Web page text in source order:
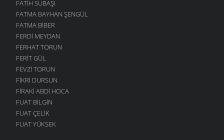
FATIH SUBAŞI
FATMA BAYHAN ŞENGÜL
FATMA BIBER
FERDI MEYDAN
FERHAT TORUN
FERIT GÜL
FEVZI TORUN
FIKRI DURSUN
FIRAKI ABDI HOCA
FUAT BILGIN
FUAT ÇELIK
FUAT YÜKSEK